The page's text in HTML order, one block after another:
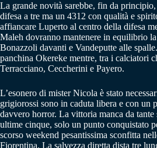
La grande novità sarebbe, fin da
difesa a tre ma un 4312 con qualità e
affiancare Luperto al centro della difesa
Maleh dovranno mantenere in equilibrio
Bonazzoli davanti e Vandeputte alle
panchina Okereke mentre, tra i calciatori
Terracciano, Ceccherini e Payero.
L’esonero di mister Nicola è stato
grigiorossi sono in caduta libera e con un
davvero horror. La vittoria manca da tante
ultime cinque, solo un punto conquistato
scorso weekend pesantissima sconfitta
Fiorentina. La salvezza diretta dista tre